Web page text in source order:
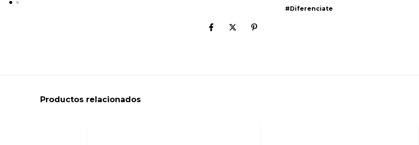
#Diferenciate
Productos relacionados